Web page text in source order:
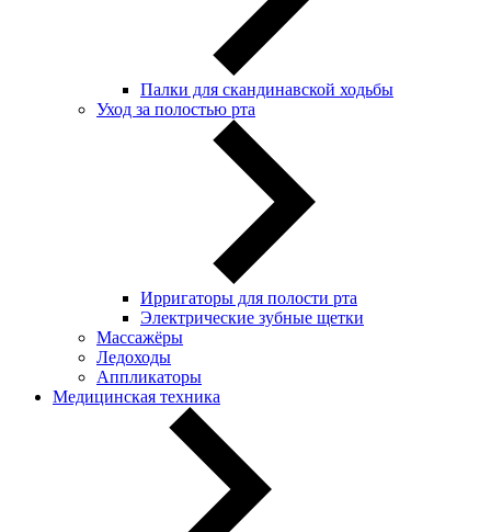
Палки для скандинавской ходьбы
Уход за полостью рта
Ирригаторы для полости рта
Электрические зубные щетки
Массажёры
Ледоходы
Аппликаторы
Медицинская техника